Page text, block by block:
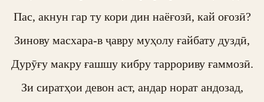
Пас, акнун гар ту кори дин наёғозӣ, кай оғозӣ?
Зинову масхара-в ҷавру муҳолу ғайбату дуздӣ,
Дурӯғу макру ғашшу кибру таррориву ғаммозӣ.
Зи сиратҳои девон аст, андар норат андозад,